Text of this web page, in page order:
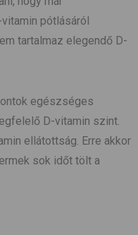
pótlásáról
tartalmaz elegendő D-
egészséges
D-vitamin szint.
ellátottság. Erre akkor
sok időt tölt a